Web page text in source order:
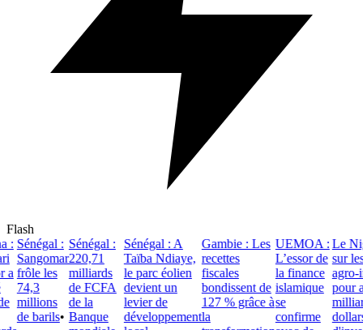
Flash
: Sénégal :
Sangomar
frôle les
74,3
millions
de barils•
Sénégal :
220,71
milliards
de FCFA
de la
Banque
Sénégal : A
Taïba Ndiaye,
le parc éolien
devient un
levier de
développement
Gambie : Les
recettes
fiscales
bondissent de
127 % grâce à
la
UEMOA :
L’essor de
la finance
islamique
se
confirme
Le
sur les
agro-
pour
dollars